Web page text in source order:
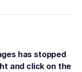
has stopped
and click on the